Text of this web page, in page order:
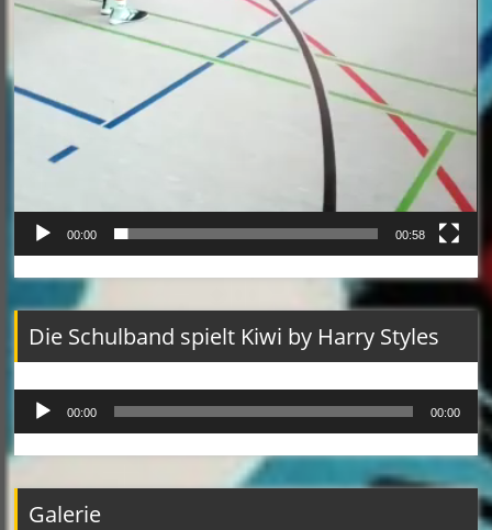
00:00 00:58
Die Schulband spielt Kiwi by Harry Styles
Audio-
Player
00:00 00:00
Galerie